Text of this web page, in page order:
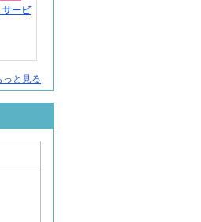
ービ
と見る